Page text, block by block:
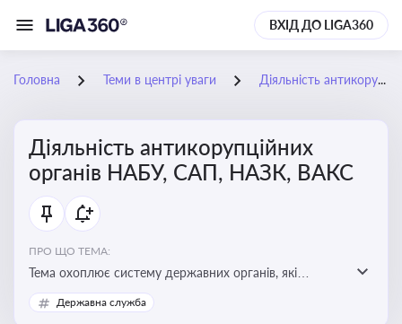
ВХІД ДО LIGA360
Головна Теми в центрі уваги Діяльність антикорупційних органів НАБУ, САП, НАЗК, ВАКС
Діяльність антикорупційних
органів НАБУ, САП, НАЗК, ВАКС
ПРО ЩО ТЕМА:
Тема охоплює систему державних органів, які
здійснюють запобігання, виявлення та розслідування
корупційних правопорушень, що є ключовим
Державна служба